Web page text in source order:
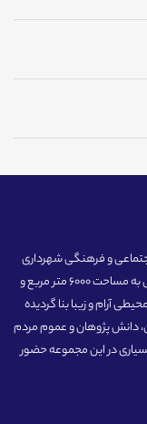
و فرهنگی شهرداری
منطقه یک تهران، در شمال تهران در سال 1379 در زمینی به مساحت 6000 متر مربع و
طبقه و در محیطی آرام و زیبا بنا گردیده
دانش پژوهان و عموم مردم
در این مجموعه حضور